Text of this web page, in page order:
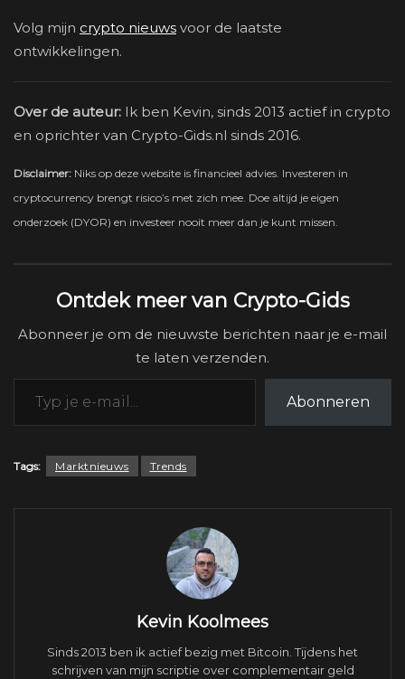
Volg mijn crypto nieuws voor de laatste
ontwikkelingen.
Over de auteur: Ik ben Kevin, sinds 2013 actief in crypto
en oprichter van Crypto-Gids.nl sinds 2016.
Disclaimer: Niks op deze website is financieel advies. Investeren in
cryptocurrency brengt risico’s met zich mee. Doe altijd je eigen
onderzoek (DYOR) en investeer nooit meer dan je kunt missen.
Ontdek meer van Crypto-Gids
Abonneer je om de nieuwste berichten naar je e-mail
te laten verzenden.
Typ je e-mail...
Abonneren
Tags: Marktnieuws Trends
Kevin Koolmees
Sinds 2013 ben ik actief bezig met Bitcoin. Tijdens het
schrijven van mijn scriptie over complementair geld